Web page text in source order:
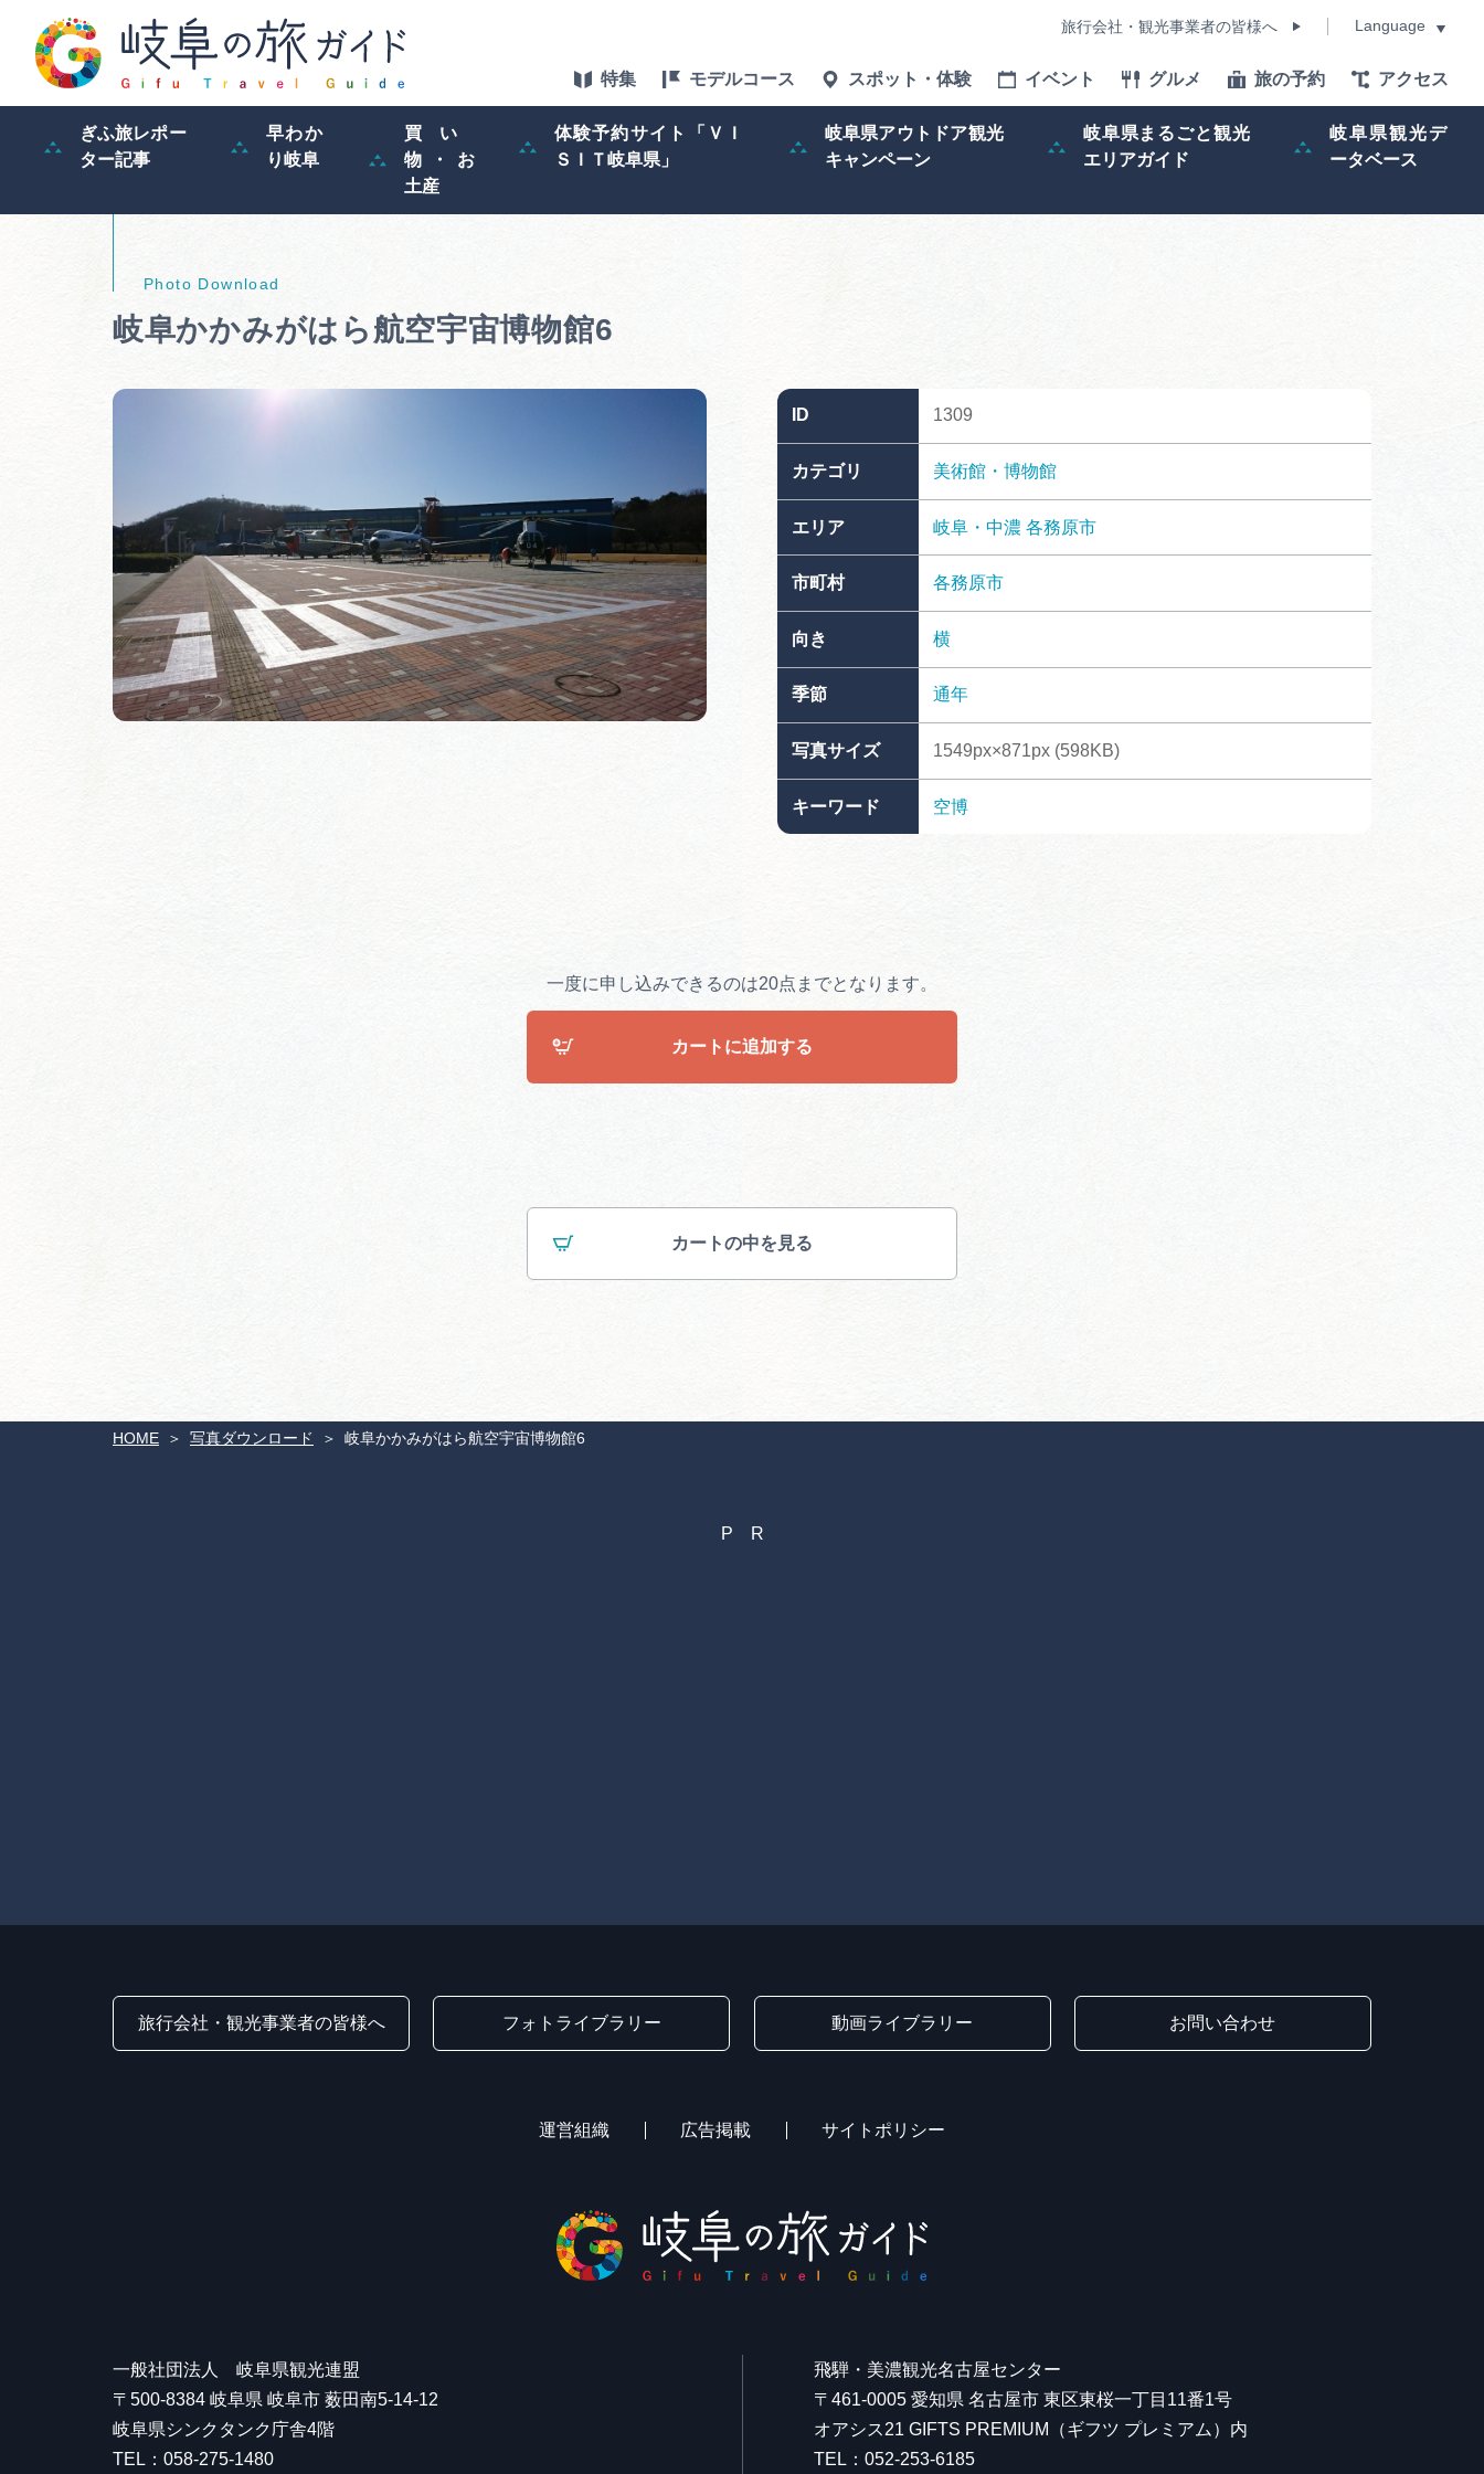
旅行会社・観光事業者の皆様へ Language
特集 モデルコース スポット・体験 イベント グルメ 旅の予約 アクセス
ぎふ旅レポー
ター記事
早わか
り岐阜
買い
物・お
土産
体験予約サイト「ＶＩ
ＳＩＴ岐阜県」
岐阜県アウトドア観光
キャンペーン
岐阜県まるごと観光
エリアガイド
岐阜県観光デ
ータベース
岐阜県アウトドア観光キャン
ペーン
イド
岐阜県観光データベース
旅行会社・観光事業者の皆様へ
運営組織
行きたいリストを見る
HOME 写真ダウンロード 岐阜かかみがはら航空宇宙博物館6
岐阜かかみがはら航空宇宙博物館6
ID 1309
カテゴリ 美術館・博物館
エリア 岐阜・中濃 各務原市
市町村 各務原市
向き 横
季節 通年
写真サイズ 1549px×871px (598KB)
キーワード 空博
一度に申し込みできるのは20点までとなります。
カートに追加する
カートの中を見る
旅行会社・観光事業者の皆様へ フォトライブラリー 動画ライブラリー お問い合わせ
運営組織 広告掲載 サイトポリシー
一般社団法人 岐阜県観光連盟
〒500-8384 岐阜県 岐阜市 薮田南5-14-12
岐阜県シンクタンク庁舎4階
TEL：058-275-1480
飛騨・美濃観光名古屋センター
〒461-0005 愛知県 名古屋市 東区東桜一丁目11番1号
オアシス21 GIFTS PREMIUM（ギフツ プレミアム）内
TEL：052-253-6185